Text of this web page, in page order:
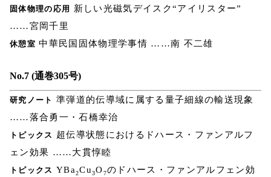
固体物理の応用
新しい光磁気デイスク“アイリスター”
……宮岡千里
休憩室 中華民国固体物理学事情 ……南 不二雄
No.7 (通巻305号)
研究ノート 準弾道的伝導域に属する量子細線の輸送現象
……落合勇一・石橋幸治
トピックス 超伝導状態におけるドハース・ファンアルフ
ェン効果 ……大貫惇睦
トピックス YBa2Cu3O7のドハース・ファンアルフェン効